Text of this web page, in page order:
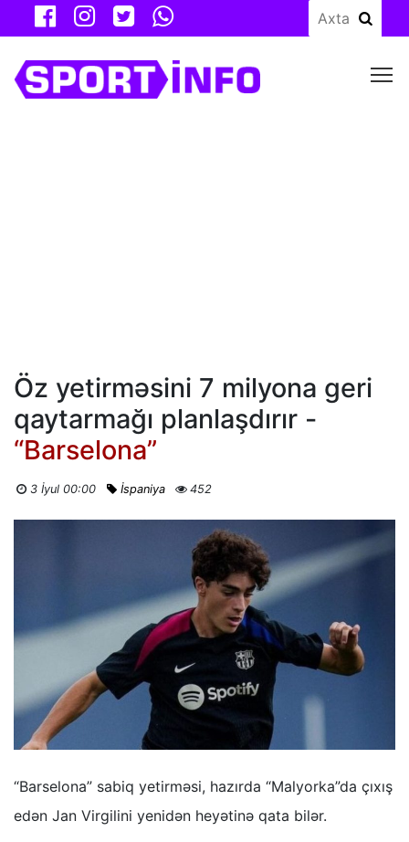
Öz yetirməsini 7 milyona geri
qaytarmağı planlaşdırır -
“Barselona”
3 İyul 00:00 İspaniya 452
“Barselona” sabiq yetirməsi, hazırda “Malyorka”da çıxış
edən Jan Virgilini yenidən heyətinə qata bilər.